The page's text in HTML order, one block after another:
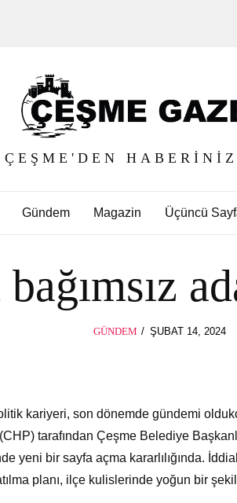
ÇEŞME'DEN
Gündem Magazin Üçüncü
GÜNDEM
POSTED
ŞUBAT 14, 2024
kariyeri, son dönemde gündemi
tarafından Çeşme Belediye
yeni bir sayfa açma kararlılığında.
planı, ilçe kulislerinde yoğun bir